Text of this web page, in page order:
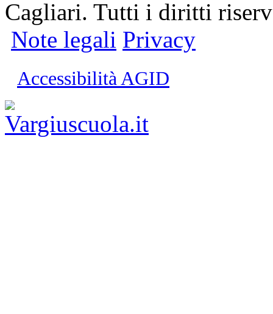
Cagliari. Tutti i diritti
Note legali Privacy
Accessibilità AGID